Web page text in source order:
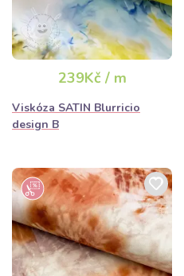
239Kč / m
Viskóza SATIN Blurricio
design B